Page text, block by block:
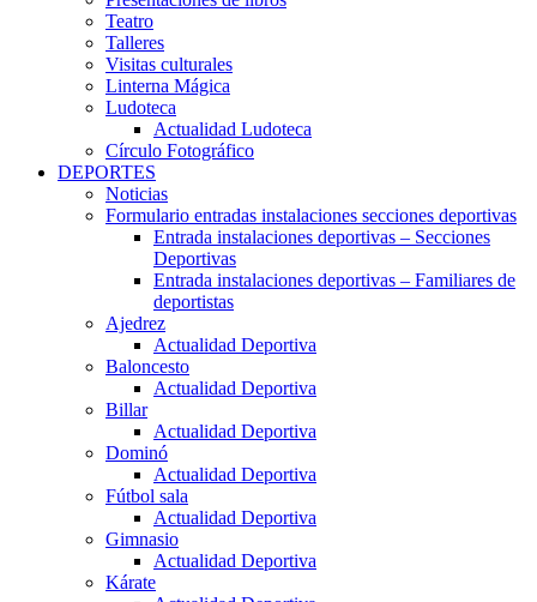
Teatro
Talleres
Visitas culturales
Linterna Mágica
Ludoteca
Actualidad Ludoteca
Círculo Fotográfico
DEPORTES
Noticias
Formulario entradas instalaciones secciones deportivas
Entrada instalaciones deportivas – Secciones
Deportivas
Entrada instalaciones deportivas – Familiares de
deportistas
Ajedrez
Actualidad Deportiva
Baloncesto
Actualidad Deportiva
Billar
Actualidad Deportiva
Dominó
Actualidad Deportiva
Fútbol sala
Actualidad Deportiva
Gimnasio
Actualidad Deportiva
Kárate